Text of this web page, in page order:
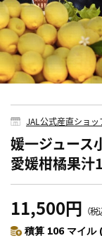
JAL公式産直ショッ
媛一ジュー
愛媛柑橘果汁
11,500円 （税
積算 106 マイル